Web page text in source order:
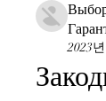
2023